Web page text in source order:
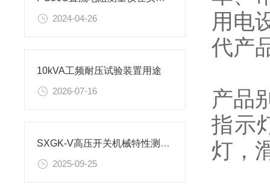
2024-04-26
10kVA工频耐压试验装置用途
2026-07-16
SXGK-V高压开关机械特性测试仪使用方法是怎样的？
2025-09-25
用电
代产
产品
指示
灯，